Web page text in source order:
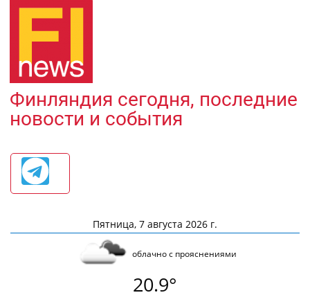
Финляндия сегодня, последние
новости и события
Пятница, 7 августа 2026 г.
облачно с прояснениями
20.9°